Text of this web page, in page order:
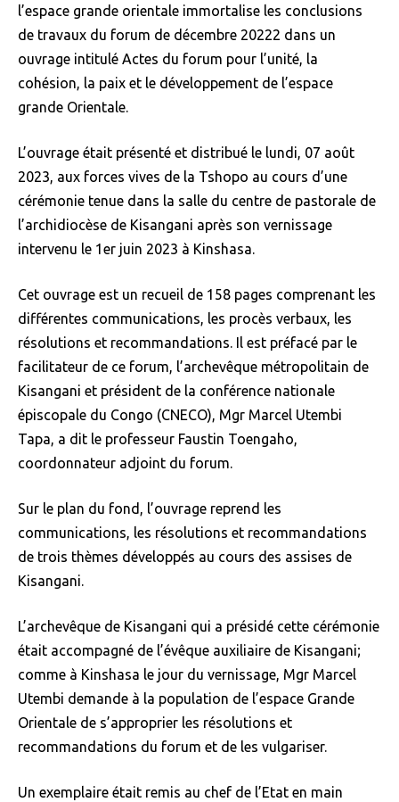
l’espace grande orientale immortalise les conclusions
de travaux du forum de décembre 20222 dans un
ouvrage intitulé Actes du forum pour l’unité, la
cohésion, la paix et le développement de l’espace
grande Orientale.
L’ouvrage était présenté et distribué le lundi, 07 août
2023, aux forces vives de la Tshopo au cours d’une
cérémonie tenue dans la salle du centre de pastorale de
l’archidiocèse de Kisangani après son vernissage
intervenu le 1er juin 2023 à Kinshasa.
Cet ouvrage est un recueil de 158 pages comprenant les
différentes communications, les procès verbaux, les
résolutions et recommandations. Il est préfacé par le
facilitateur de ce forum, l’archevêque métropolitain de
Kisangani et président de la conférence nationale
épiscopale du Congo (CNECO), Mgr Marcel Utembi
Tapa, a dit le professeur Faustin Toengaho,
coordonnateur adjoint du forum.
Sur le plan du fond, l’ouvrage reprend les
communications, les résolutions et recommandations
de trois thèmes développés au cours des assises de
Kisangani.
L’archevêque de Kisangani qui a présidé cette cérémonie
était accompagné de l’évêque auxiliaire de Kisangani;
comme à Kinshasa le jour du vernissage, Mgr Marcel
Utembi demande à la population de l’espace Grande
Orientale de s’approprier les résolutions et
recommandations du forum et de les vulgariser.
Un exemplaire était remis au chef de l’Etat en main